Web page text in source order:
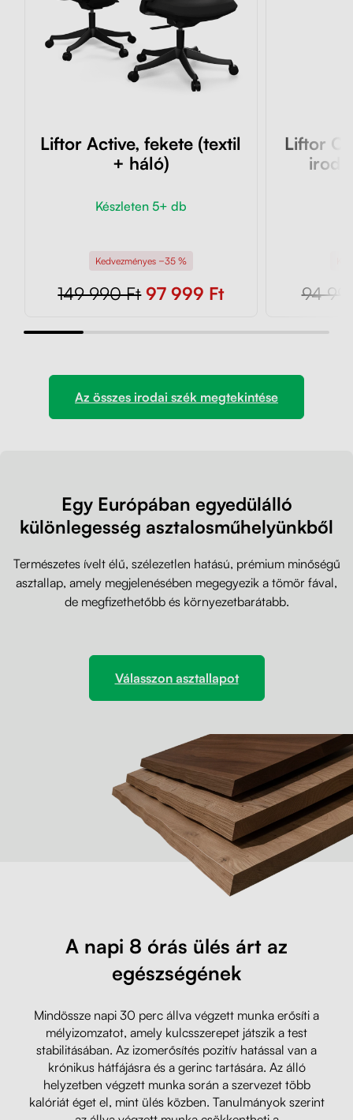
Liftor Active, fekete (textil
+ háló)
Készleten 5+ db
Kedvezményes −35 %
149 990 Ft97 999 Ft
Liftor
94
Az összes irodai szék megtekintése
Egy Európában egyedülálló
különlegesség asztalosműhelyünkből
Természetes ívelt élű, szélezetlen hatású, prémium minőségű
asztallap, amely megjelenésében megegyezik a tömör fával,
de megfizethetőbb és környezetbarátabb.
Válasszon asztallapot
A napi 8 órás ülés árt az
egészségének
Mindössze napi 30 perc állva végzett munka erősíti a
mélyizomzatot, amely kulcsszerepet játszik a test
stabilitásában. Az izomerősítés pozitív hatással van a
krónikus hátfájásra és a gerinc tartására. Az álló
helyzetben végzett munka során a szervezet több
kalóriát éget el, mint ülés közben. Tanulmányok szerint